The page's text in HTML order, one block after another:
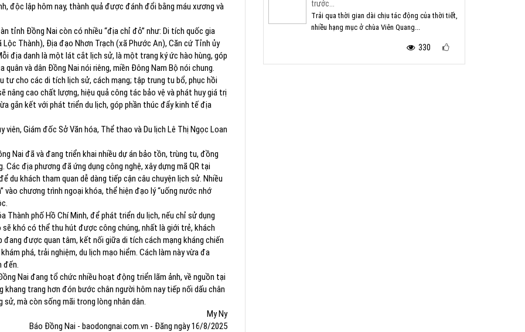
độc lập hôm nay, thành quả được đánh đổi bằng máu xương và
tỉnh Đồng Nai còn có nhiều “địa chỉ đỏ” như: Di tích quốc gia
Thành), Địa đạo Nhơn Trạch (xã Phước An), Căn cứ Tỉnh ủy
địa danh là một lát cắt lịch sử, là một trang ký ức hào hùng, góp
và dân Đồng Nai nói riêng, miền Đông Nam Bộ nói chung.
cho các di tích lịch sử, cách mạng; tập trung tu bổ, phục hồi
nâng cao chất lượng, hiệu quả công tác bảo vệ và phát huy giá trị
gắn kết với phát triển du lịch, góp phần thúc đẩy kinh tế địa
viên, Giám đốc Sở Văn hóa, Thể thao và Du lịch Lê Thị Ngọc Loan
Nai đã và đang triển khai nhiều dự án bảo tồn, trùng tu, đồng
địa phương đã ứng dụng công nghệ, xây dựng mã QR tại
khách tham quan dễ dàng tiếp cận câu chuyện lịch sử. Nhiều
chương trình ngoại khóa, thể hiện đạo lý “uống nước nhớ
Thành phố Hồ Chí Minh, để phát triển du lịch, nếu chỉ sử dụng
khó có thể thu hút được công chúng, nhất là giới trẻ, khách
được quan tâm, kết nối giữa di tích cách mạng kháng chiến
phá, trải nghiệm, du lịch mạo hiểm. Cách làm này vừa đa
đến.
Nai đang tổ chức nhiều hoạt động triển lãm ảnh, về nguồn tại
trang hơn đón bước chân người hôm nay tiếp nối dấu chân
mà còn sống mãi trong lòng nhân dân.
My Ny
Báo Đồng Nai - baodongnai.com.vn - Đăng ngày 16/8/2025
trước...
Trải qua thời gian dài chịu tác động của thời tiết,
nhiều hạng mục ở chùa Viên Quang...
330